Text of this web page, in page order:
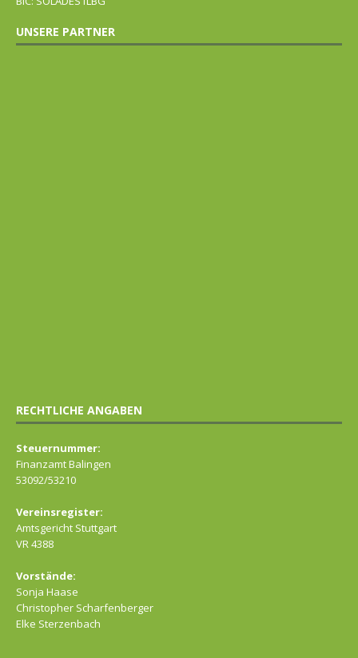
UNSERE PARTNER
RECHTLICHE ANGABEN
Steuernummer:
Finanzamt Balingen
53092/53210
Vereinsregister:
Amtsgericht Stuttgart
VR 4388
Vorstände:
Sonja Haase
Christopher Scharfenberger
Elke Sterzenbach